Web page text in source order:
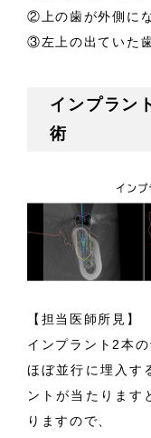
②上の歯が外側に
③左上の出ていた
インプラン
術
【担当医師所見】
インプラント2本
ほぼ並行に埋入す
ントが当たります
りますので、